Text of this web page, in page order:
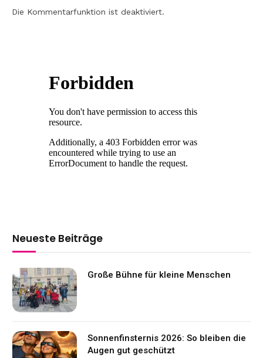
Die Kommentarfunktion ist deaktiviert.
Neueste Beiträge
Große Bühne für kleine Menschen
Sonnenfinsternis 2026: So bleiben die
Augen gut geschützt